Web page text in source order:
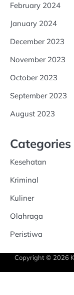
February 2024
January 2024
December 2023
November 2023
October 2023
September 2023
August 2023
Categories
Kesehatan
Kriminal
Kuliner
Olahraga
Peristiwa
Copyright © 2026